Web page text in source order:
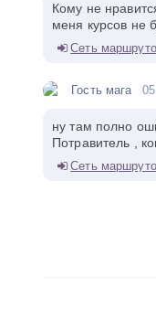
Кому не
меня курсов не
Сеть
Гость мага
ну там полно
Потравитель ,
Сеть